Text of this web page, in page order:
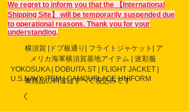
We regret to inform you that the 【International
Shipping Site】 will be temporarily suspended due
to operational reasons. Thank you for your
understanding.
横須賀 |ドブ板通り| フライト ジャケット| ア
メリカ海軍横須賀基地アイテム | 迷彩服
YOKOSUKA | DOBUITA.ST | FLIGHT JACKET |
U.S.NAVY ITEM | CAMOUFLAGE UNIFORM
※商品の料金はすべて税込みです